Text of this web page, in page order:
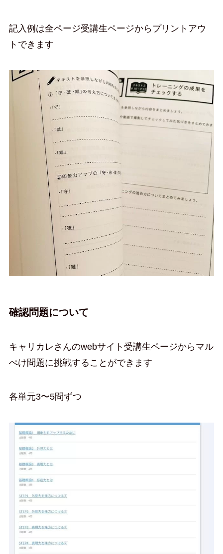
記入例は全ページ受講生ページからプリントアウ
トできます
確認問題について
キャリカレさんのwebサイト受講生ページからマル
ぺけ問題に挑戦することができます
各単元3〜5問ずつ